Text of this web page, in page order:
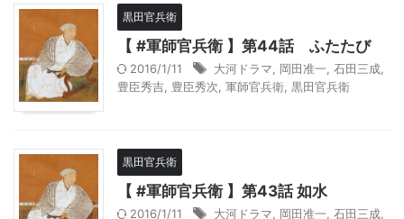
黒田官兵衛
【 #軍師官兵衛 】第44話 ふたたび
2016/1/11 大河ドラマ 岡田准一 石田三成
豊臣秀吉 豊臣秀次 軍師官兵衛 黒田官兵衛
黒田官兵衛
【 #軍師官兵衛 】第43話 如水
2016/1/11 大河ドラマ 岡田准一 石田三成